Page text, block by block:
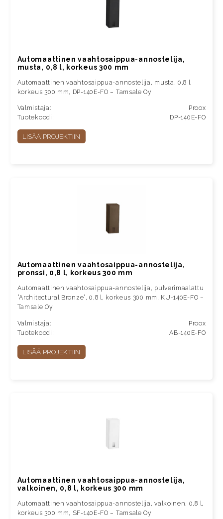
Automaattinen vaahtosaippua-annostelija,
musta, 0,8 l, korkeus 300 mm
Automaattinen vaahtosaippua-annostelija, musta, 0,8 l,
korkeus 300 mm, DP-140E-FO – Tamsale Oy
Valmistaja:
Proox
Tuotekoodi:
DP-140E-FO
LISÄÄ PROJEKTIIN
Automaattinen vaahtosaippua-annostelija,
pronssi, 0,8 l, korkeus 300 mm
Automaattinen vaahtosaippua-annostelija, pulverimaalattu
”Architectural Bronze”, 0,8 l, korkeus 300 mm, KU-140E-FO –
Tamsale Oy
Valmistaja:
Proox
Tuotekoodi:
AB-140E-FO
LISÄÄ PROJEKTIIN
Automaattinen vaahtosaippua-annostelija,
valkoinen, 0,8 l, korkeus 300 mm
Automaattinen vaahtosaippua-annostelija, valkoinen, 0,8 l,
korkeus 300 mm, SF-140E-FO – Tamsale Oy